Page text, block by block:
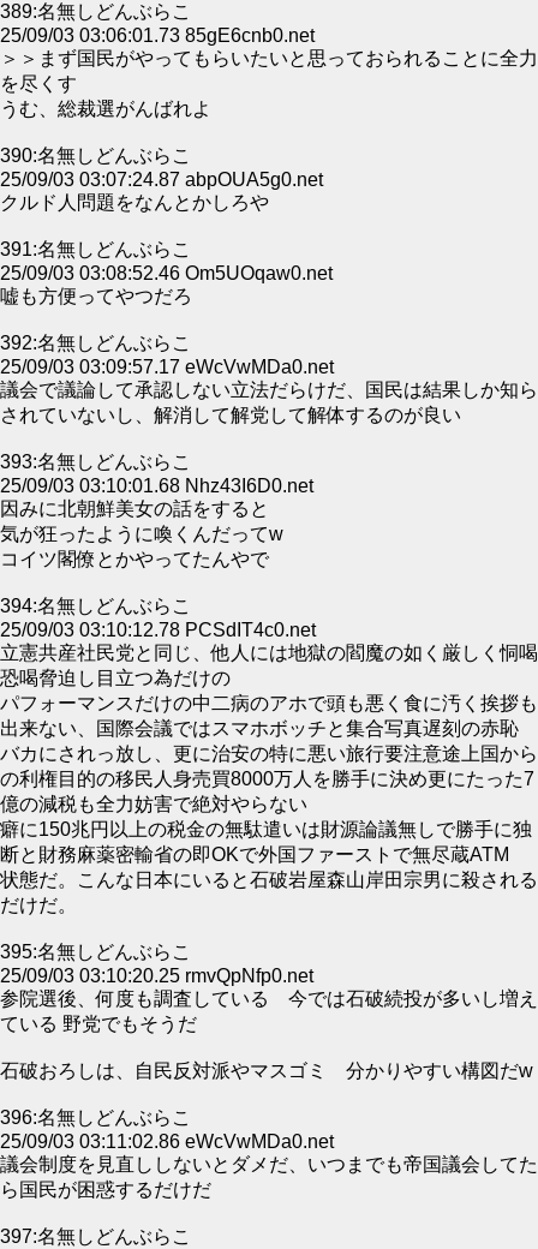
389:名無しどんぶらこ
25/09/03 03:06:01.73 85gE6cnb0.net
＞＞まず国民がやってもらいたいと思っておられることに全力
を尽くす
うむ、総裁選がんばれよ
390:名無しどんぶらこ
25/09/03 03:07:24.87 abpOUA5g0.net
クルド人問題をなんとかしろや
391:名無しどんぶらこ
25/09/03 03:08:52.46 Om5UOqaw0.net
嘘も方便ってやつだろ
392:名無しどんぶらこ
25/09/03 03:09:57.17 eWcVwMDa0.net
議会で議論して承認しない立法だらけだ、国民は結果しか知ら
されていないし、解消して解党して解体するのが良い
393:名無しどんぶらこ
25/09/03 03:10:01.68 Nhz43I6D0.net
因みに北朝鮮美女の話をすると
気が狂ったように喚くんだってw
コイツ閣僚とかやってたんやで
394:名無しどんぶらこ
25/09/03 03:10:12.78 PCSdIT4c0.net
立憲共産社民党と同じ、他人には地獄の閻魔の如く厳しく恫喝
恐喝脅迫し目立つ為だけの
パフォーマンスだけの中二病のアホで頭も悪く食に汚く挨拶も
出来ない、国際会議ではスマホボッチと集合写真遅刻の赤恥
バカにされっ放し、更に治安の特に悪い旅行要注意途上国から
の利権目的の移民人身売買8000万人を勝手に決め更にたった7
億の減税も全力妨害で絶対やらない
癖に150兆円以上の税金の無駄遣いは財源論議無しで勝手に独
断と財務麻薬密輸省の即OKで外国ファーストで無尽蔵ATM
状態だ。こんな日本にいると石破岩屋森山岸田宗男に殺される
だけだ。
395:名無しどんぶらこ
25/09/03 03:10:20.25 rmvQpNfp0.net
参院選後、何度も調査している 今では石破続投が多いし増え
ている 野党でもそうだ
石破おろしは、自民反対派やマスゴミ 分かりやすい構図だw
396:名無しどんぶらこ
25/09/03 03:11:02.86 eWcVwMDa0.net
議会制度を見直ししないとダメだ、いつまでも帝国議会してた
ら国民が困惑するだけだ
397:名無しどんぶらこ